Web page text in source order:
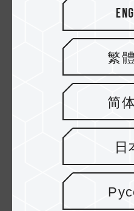
d. Verás la información
en Cargar
F10 para guardar y
繁
简
日